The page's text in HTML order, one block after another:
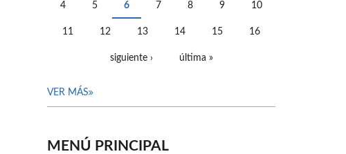
4 5 6 7 8 9 10
11 12 13 14 15 16
siguiente › última »
VER MÁS
MENÚ PRINCIPAL